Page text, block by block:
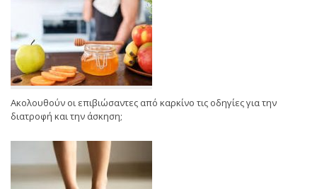
Ακολουθούν οι επιβιώσαντες από καρκίνο τις οδηγίες για την
διατροφή και την άσκηση;